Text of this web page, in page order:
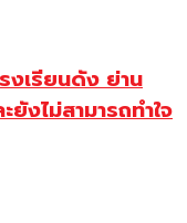
งเรียนดัง ย่าน
ยังไม่สามารถทำใจ